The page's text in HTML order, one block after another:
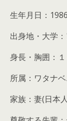
生年月日：
出身地・大学
身長・胸囲：
所属：ワタナ
家族：妻(日本